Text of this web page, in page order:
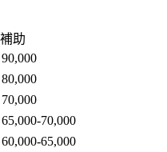
助
70,000
65,000